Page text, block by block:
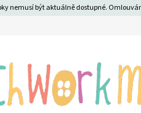
nemusí být aktuálně dostupné.